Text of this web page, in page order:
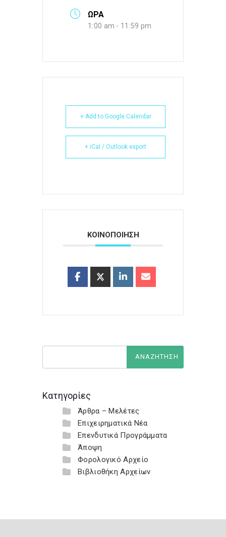
ΩΡΑ
1:00 am - 11:59 pm
+ Add to Google Calendar
+ iCal / Outlook export
ΚΟΙΝΟΠΟΙΗΣΗ
Κατηγορίες
Άρθρα – Μελέτες
Επιχειρηματικά Νέα
Επενδυτικά Προγράμματα
Άποψη
Φορολογικό Αρχείο
Βιβλιοθήκη Αρχείων